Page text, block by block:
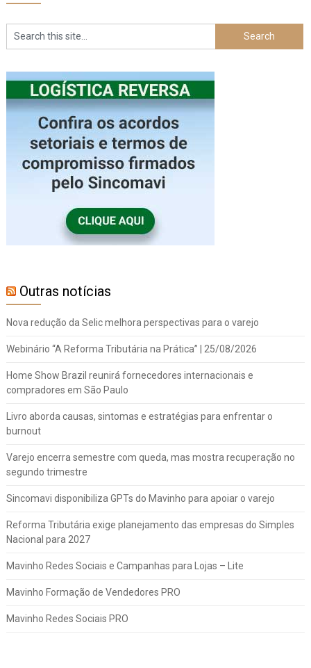
Outras notícias
Nova redução da Selic melhora perspectivas para o varejo
Webinário “A Reforma Tributária na Prática” | 25/08/2026
Home Show Brazil reunirá fornecedores internacionais e
compradores em São Paulo
Livro aborda causas, sintomas e estratégias para enfrentar o
burnout
Varejo encerra semestre com queda, mas mostra recuperação no
segundo trimestre
Sincomavi disponibiliza GPTs do Mavinho para apoiar o varejo
Reforma Tributária exige planejamento das empresas do Simples
Nacional para 2027
Mavinho Redes Sociais e Campanhas para Lojas – Lite
Mavinho Formação de Vendedores PRO
Mavinho Redes Sociais PRO